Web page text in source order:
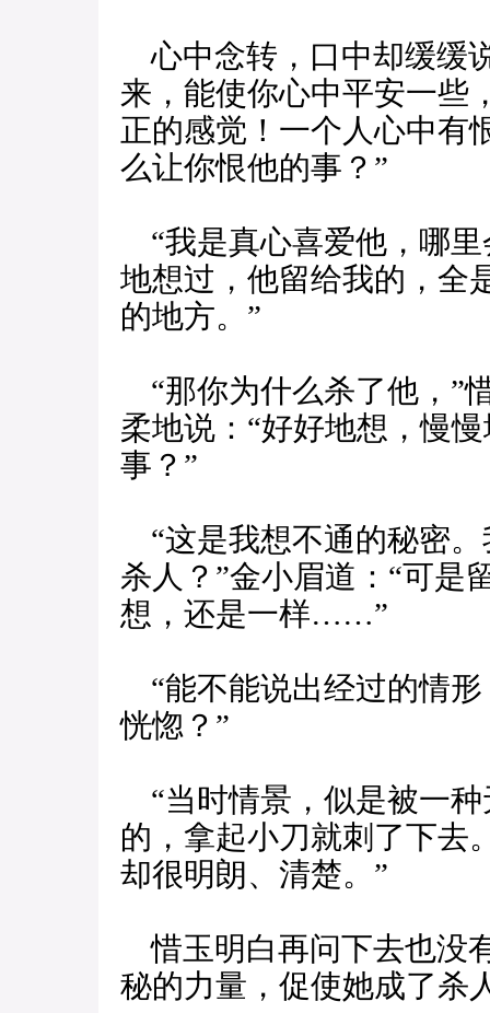
心中念转，口中却缓缓
来，能使你心中平安一些
正的感觉！一个人心中有
么让你恨他的事？”
“我是真心喜爱他，哪里
地想过，他留给我的，全
的地方。”
“那你为什么杀了他，”
柔地说：“好好地想，慢
事？”
“这是我想不通的秘密
杀人？”金小眉道：“可是
想，还是一样……”
“能不能说出经过的情形
恍惚？”
“当时情景，似是被一
的，拿起小刀就刺了下去
却很明朗、清楚。”
惜玉明白再问下去也没
秘的力量，促使她成了杀